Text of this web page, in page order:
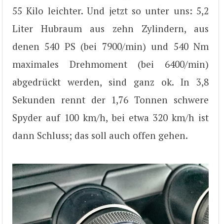
55 Kilo leichter. Und jetzt so unter uns: 5,2
Liter Hubraum aus zehn Zylindern, aus
denen 540 PS (bei 7900/min) und 540 Nm
maximales Drehmoment (bei 6400/min)
abgedrückt werden, sind ganz ok. In 3,8
Sekunden rennt der 1,76 Tonnen schwere
Spyder auf 100 km/h, bei etwa 320 km/h ist
dann Schluss; das soll auch offen gehen.